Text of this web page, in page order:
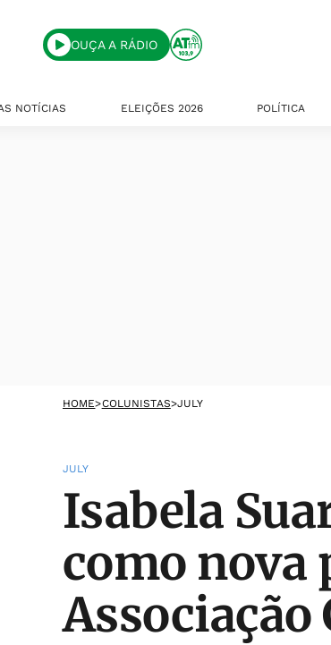
OUÇA A RÁDIO
NOTÍCIAS ELEIÇÕES 2026 POLÍTICA
HOME>COLUNISTAS>JULY
JULY
Isabela
como nova
Associação